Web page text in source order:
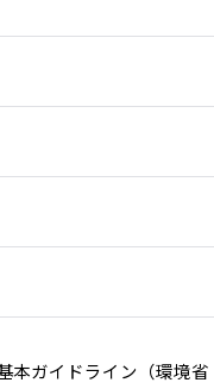
ガイドライン（環境